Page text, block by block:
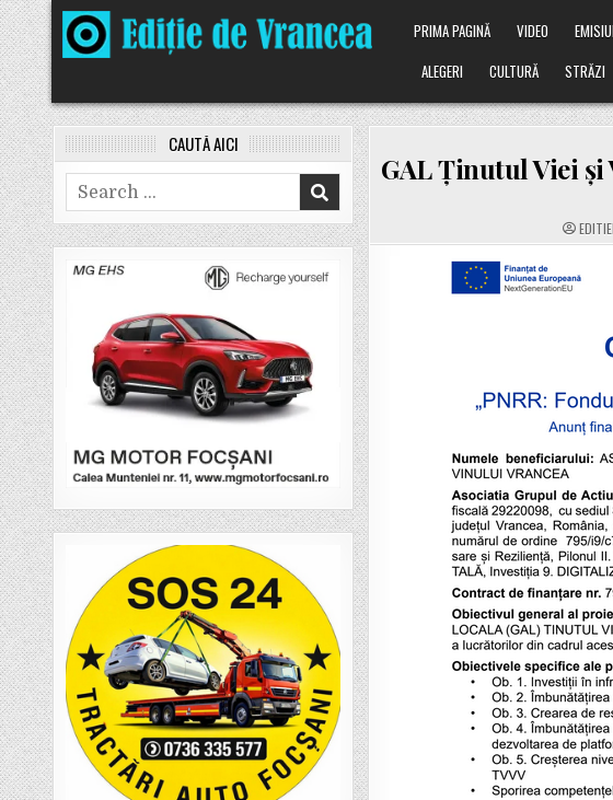
Skip
to
content
PRIMA PAGINĂ VIDEO
ALEGERI
CULTURĂ STRĂZI
GAL Ținutul Viei
CAUTĂ AICI
Search
for: